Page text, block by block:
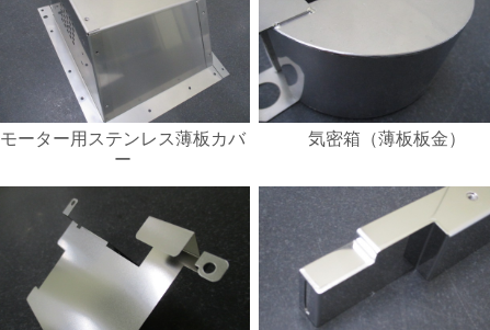
モーター用ステンレス薄板カバ
ー
気密箱（薄板板金）